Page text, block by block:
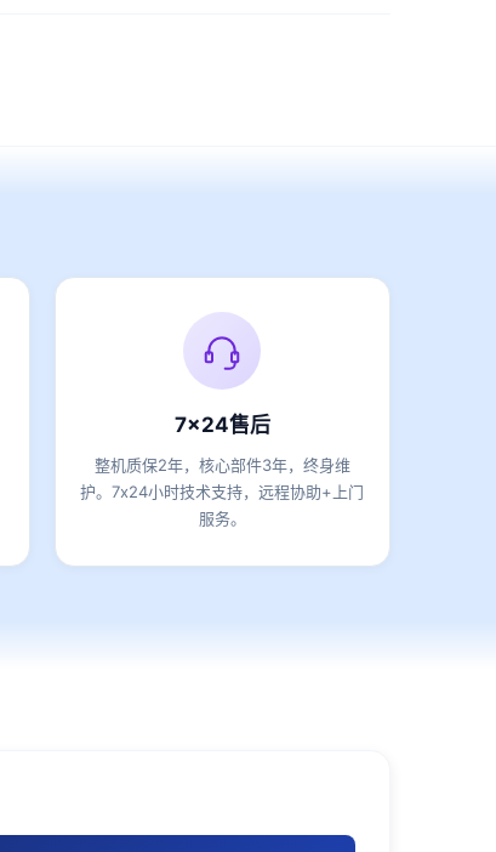
7x24售后
整机质保2年，核心部件3年，终身维
护。7x24小时技术支持，远程协助+上门
服务。